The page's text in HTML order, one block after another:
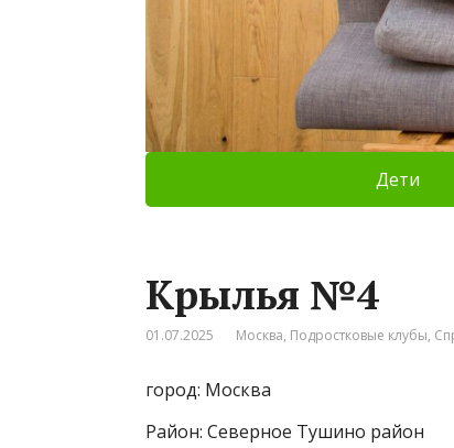
Дети
Крылья №4
01.07.2025 Москва, Подростковые клубы,
город: Москва
Район: Северное Тушино район